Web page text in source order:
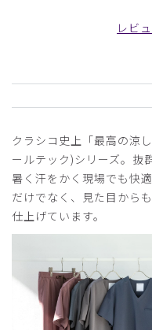
A49メンズ:ス
ィープネイビー/XL
ケイ様
購入確認済み
年齢: 70代 身長:161-
とても薄い
スクラブトップス・ク
商品：A49メンズ:スク
ィープネイビー/M
レビ
クラシコ史上「最高の涼
ールテック)シリーズ。抜
暑く汗をかく現場でも快
だけでなく、見た目から
仕上げています。